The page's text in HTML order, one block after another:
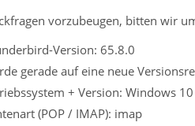
vorzubeugen, bitten wir
Version: 65.8.0
gerade auf eine neue
+ Version: Windows
(POP / IMAP): imap